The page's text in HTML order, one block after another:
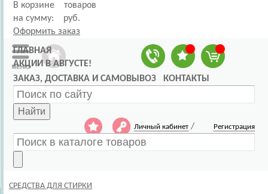
В корзине
товаров
на сумму:
руб.
Оформить заказ
ГЛАВНАЯ
АКЦИИ В АВГУСТЕ!
ЗАКАЗ, ДОСТАВКА И САМОВЫВОЗ
КОНТАКТЫ
Найти
Личный кабинет / Регистрация
СРЕДСТВА ДЛЯ СТИРКИ